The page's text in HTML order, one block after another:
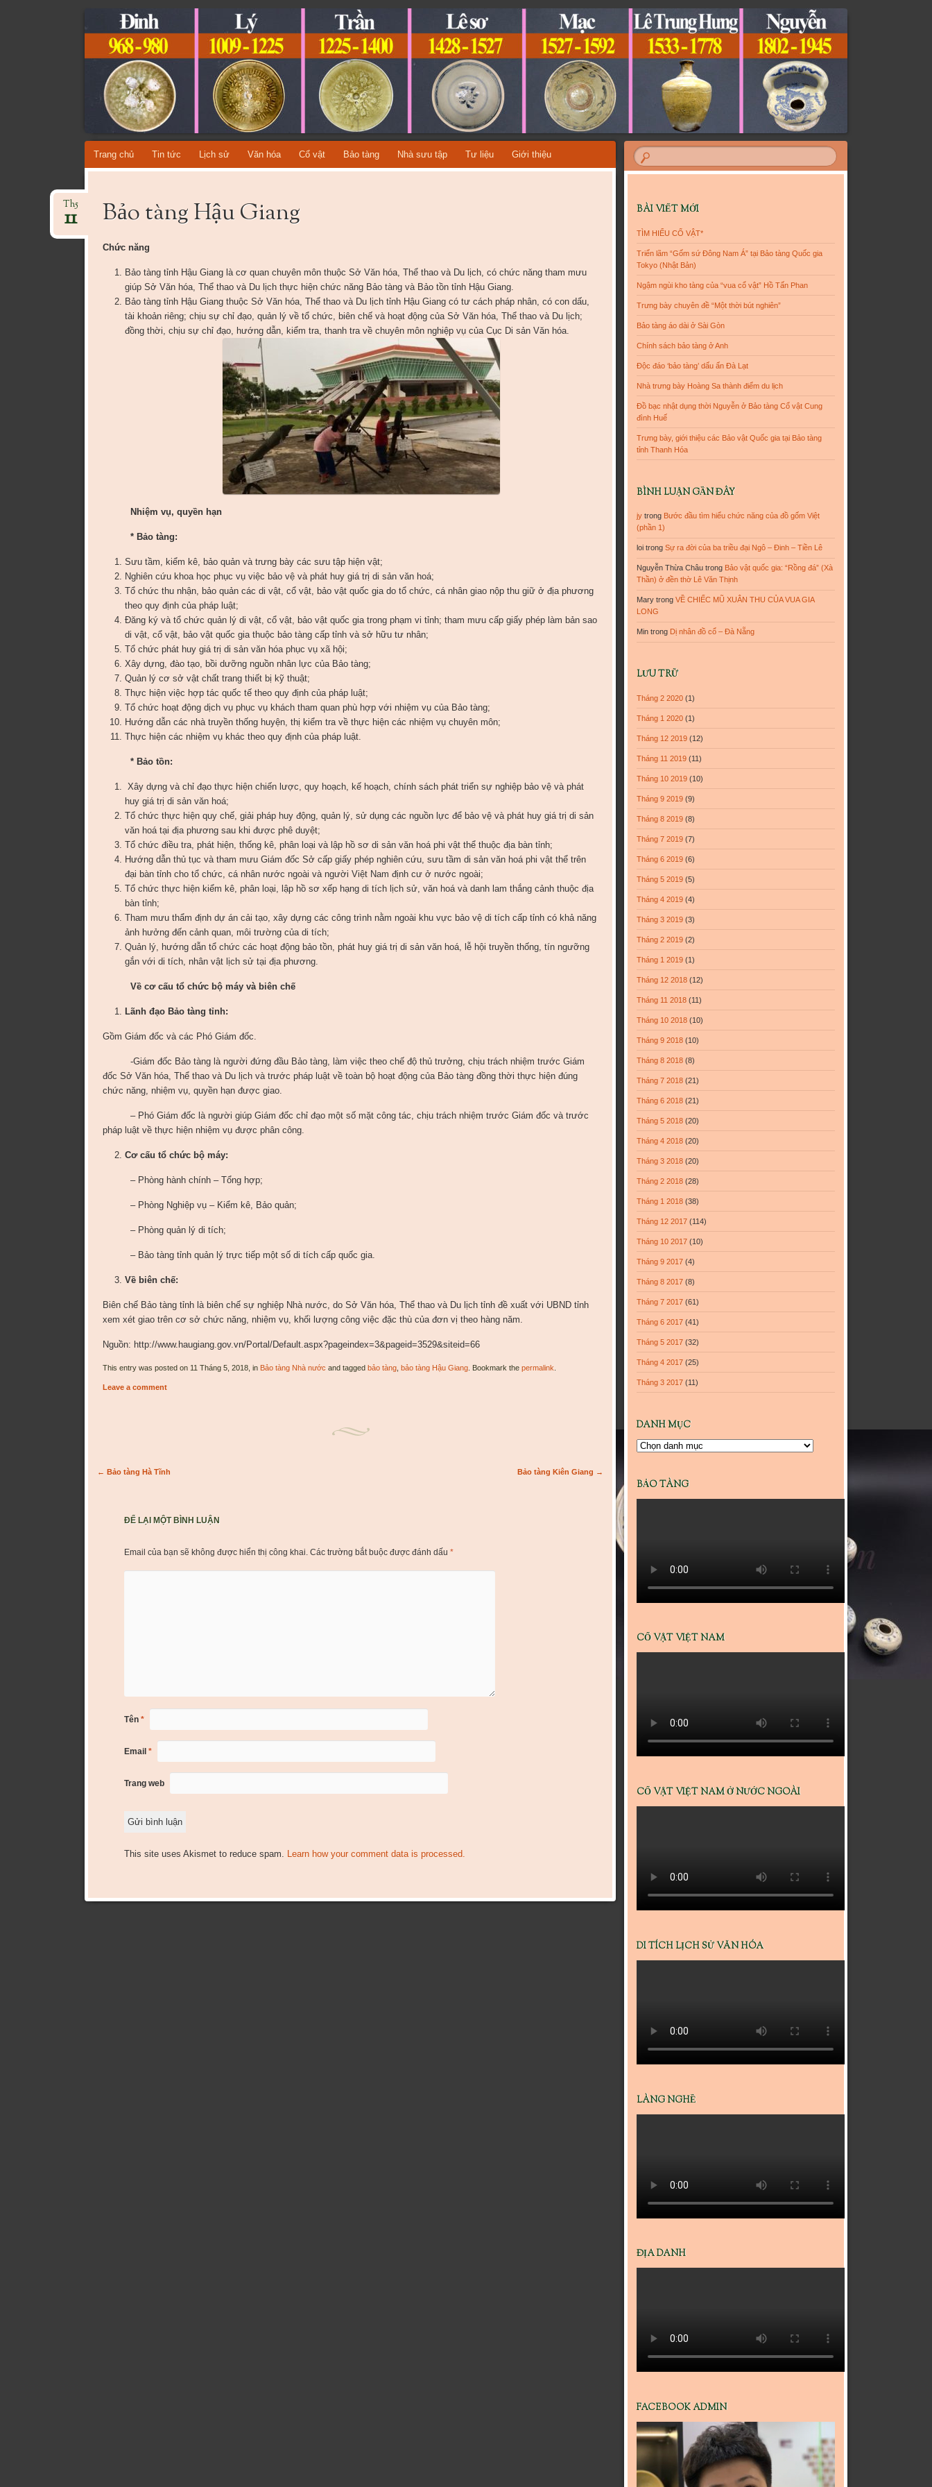
CỔ VẬT VIỆT NAM
TỔNG HỢP CÁC DÒNG CỔ VẬT VIỆT NAM QUA TỪNG THỜI KỲ LỊCH SỬ!
Skip
to
Trang chủ Tin tức Lịch sử Văn hóa Cổ vật Bảo tàng Nhà sưu tập Tư liệu Giới thiệu
Bảo tàng Hậu Giang
Th5
11
Chức năng
Bảo tàng tỉnh Hậu Giang là cơ quan chuyên môn thuộc Sở Văn hóa, Thể thao và Du lịch, có chức năng tham mưu
giúp Sở Văn hóa, Thể thao và Du lịch thực hiện chức năng Bảo tàng và Bảo tồn tỉnh Hậu Giang.
Bảo tàng tỉnh Hậu Giang thuộc Sở Văn hóa, Thể thao và Du lịch tỉnh Hậu Giang có tư cách pháp nhân, có con dấu,
tài khoản riêng; chịu sự chỉ đạo, quản lý về tổ chức, biên chế và hoạt động của Sở Văn hóa, Thể thao và Du lịch;
đồng thời, chịu sự chỉ đạo, hướng dẫn, kiểm tra, thanh tra về chuyên môn nghiệp vụ của Cục Di sản Văn hóa.
Nhiệm vụ, quyền hạn
*Bảo tàng:
Sưu tầm, kiểm kê, bảo quản và trưng bày các sưu tập hiện vật;
Nghiên cứu khoa học phục vụ việc bảo vệ và phát huy giá trị di sản văn hoá;
Tổ chức thu nhận, bảo quản các di vật, cổ vật, bảo vật quốc gia do tổ chức, cá nhân giao nộp thu giữ ở địa phương
theo quy định của pháp luật;
Đăng ký và tổ chức quản lý di vật, cổ vật, bảo vật quốc gia trong phạm vi tỉnh; tham mưu cấp giấy phép làm bản sao
di vật, cổ vật, bảo vật quốc gia thuộc bảo tàng cấp tỉnh và sở hữu tư nhân;
Tổ chức phát huy giá trị di sản văn hóa phục vụ xã hội;
Xây dựng, đào tạo, bồi dưỡng nguồn nhân lực của Bảo tàng;
Quản lý cơ sở vật chất trang thiết bị kỹ thuật;
Thực hiện việc hợp tác quốc tế theo quy định của pháp luật;
Tổ chức hoạt động dịch vụ phục vụ khách tham quan phù hợp với nhiệm vụ của Bảo tàng;
Hướng dẫn các nhà truyền thống huyện, thị kiểm tra về thực hiện các nhiệm vụ chuyên môn;
Thực hiện các nhiệm vụ khác theo quy định của pháp luật.
*Bảo tồn:
Xây dựng và chỉ đạo thực hiện chiến lược, quy hoạch, kế hoạch, chính sách phát triển sự nghiệp bảo vệ và phát
huy giá trị di sản văn hoá;
Tổ chức thực hiện quy chế, giải pháp huy động, quản lý, sử dụng các nguồn lực để bảo vệ và phát huy giá trị di sản
văn hoá tại địa phương sau khi được phê duyệt;
Tổ chức điều tra, phát hiện, thống kê, phân loại và lập hồ sơ di sản văn hoá phi vật thể thuộc địa bàn tỉnh;
Hướng dẫn thủ tục và tham mưu Giám đốc Sở cấp giấy phép nghiên cứu, sưu tầm di sản văn hoá phi vật thể trên
đại bàn tỉnh cho tổ chức, cá nhân nước ngoài và người Việt Nam định cư ở nước ngoài;
Tổ chức thực hiện kiểm kê, phân loại, lập hồ sơ xếp hạng di tích lịch sử, văn hoá và danh lam thắng cảnh thuộc địa
bàn tỉnh;
Tham mưu thẩm định dự án cải tạo, xây dựng các công trình nằm ngoài khu vực bảo vệ di tích cấp tỉnh có khả năng
ảnh hưởng đến cảnh quan, môi trường của di tích;
Quản lý, hướng dẫn tổ chức các hoạt động bảo tồn, phát huy giá trị di sản văn hoá, lễ hội truyền thống, tín ngưỡng
gắn với di tích, nhân vật lịch sử tại địa phương.
Về cơ cấu tổ chức bộ máy và biên chế
Lãnh đạo Bảo tàng tỉnh:
Gồm Giám đốc và các Phó Giám đốc.
-Giám đốc Bảo tàng là người đứng đầu Bảo tàng, làm việc theo chế độ thủ trưởng, chịu trách nhiệm trước Giám
đốc Sở Văn hóa, Thể thao và Du lịch và trước pháp luật về toàn bộ hoạt động của Bảo tàng đồng thời thực hiện đúng
chức năng, nhiệm vụ, quyền hạn được giao.
– Phó Giám đốc là người giúp Giám đốc chỉ đạo một số mặt công tác, chịu trách nhiệm trước Giám đốc và trước
pháp luật về thực hiện nhiệm vụ được phân công.
Cơ cấu tổ chức bộ máy:
– Phòng hành chính – Tổng hợp;
– Phòng Nghiệp vụ – Kiểm kê, Bảo quản;
– Phòng quản lý di tích;
– Bảo tàng tỉnh quản lý trực tiếp một số di tích cấp quốc gia.
Về biên chế:
Biên chế Bảo tàng tỉnh là biên chế sự nghiệp Nhà nước, do Sở Văn hóa, Thể thao và Du lịch tỉnh đề xuất với UBND tỉnh
xem xét giao trên cơ sở chức năng, nhiệm vụ, khối lượng công việc đặc thù của đơn vị theo hàng năm.
Nguồn: http://www.haugiang.gov.vn/Portal/Default.aspx?pageindex=3&pageid=3529&siteid=66
This entry was posted on 11 Tháng 5, 2018, in Bảo tàng Nhà nước and tagged bảo tàng, bảo tàng Hậu Giang. Bookmark the permalink
Leave a comment
Post navigation
← Bảo tàng Hà Tĩnh Bảo tàng Kiên Giang →
ĐỂ LẠI MỘT BÌNH LUẬN
Email của bạn sẽ không được hiển thị công khai. Các trường bắt buộc được đánh dấu *
Tên *
Email *
Trang web
This site uses Akismet to reduce spam. Learn how your comment data is processed.
BÀI VIẾT MỚI
TÌM HIỂU CỔ VẬT*
Triển lãm “Gốm sứ Đông Nam Á” tại Bảo tàng Quốc gia
Tokyo (Nhật Bản)
Ngậm ngùi kho tàng của “vua cổ vật” Hồ Tấn Phan
Trưng bày chuyên đề “Một thời bút nghiên”
Bảo tàng áo dài ở Sài Gòn
Chính sách bảo tàng ở Anh
Độc đáo ‘bảo tàng’ dấu ấn Đà Lạt
Nhà trưng bày Hoàng Sa thành điểm du lịch
Đồ bạc nhật dụng thời Nguyễn ở Bảo tàng Cổ vật Cung
đình Huế
Trưng bày, giới thiệu các Bảo vật Quốc gia tại Bảo tàng
tỉnh Thanh Hóa
BÌNH LUẬN GẦN ĐÂY
jy trong Bước đầu tìm hiểu chức năng của đồ gốm Việt
(phần 1)
loi trongSự ra đời của ba triều đại Ngô – Đinh – Tiền Lê
Nguyễn Thừa Châu trong Bảo vật quốc gia: “Rồng đá” (Xà
Thần) ở đền thờ Lê Văn Thịnh
Mary trongVỀ CHIẾC MŨ XUÂN THU CỦA VUA GIA
LONG
Min trong Dị nhân đồ cổ – Đà Nẵng
LƯU TRỮ
Tháng 2 2020 (1)
Tháng 1 2020 (1)
Tháng 12 2019 (12)
Tháng 11 2019 (11)
Tháng 10 2019 (10)
Tháng 9 2019 (9)
Tháng 8 2019 (8)
Tháng 7 2019 (7)
Tháng 6 2019 (6)
Tháng 5 2019 (5)
Tháng 4 2019 (4)
Tháng 3 2019 (3)
Tháng 2 2019 (2)
Tháng 1 2019 (1)
Tháng 12 2018 (12)
Tháng 11 2018 (11)
Tháng 10 2018 (10)
Tháng 9 2018 (10)
Tháng 8 2018 (8)
Tháng 7 2018 (21)
Tháng 6 2018 (21)
Tháng 5 2018 (20)
Tháng 4 2018 (20)
Tháng 3 2018 (20)
Tháng 2 2018 (28)
Tháng 1 2018 (38)
Tháng 12 2017 (114)
Tháng 10 2017 (10)
Tháng 9 2017 (4)
Tháng 8 2017 (8)
Tháng 7 2017 (61)
Tháng 6 2017 (41)
Tháng 5 2017 (32)
Tháng 4 2017 (25)
Tháng 3 2017 (11)
DANH MỤC
Danh
BẢO TÀNG
CỔ VẬT VIỆT NAM
CỔ VẬT VIỆT NAM Ở NƯỚC NGOÀI
DI TÍCH LỊCH SỬ VĂN HÓA
LÀNG NGHỀ
ĐỊA DANH
FACEBOOK ADMIN